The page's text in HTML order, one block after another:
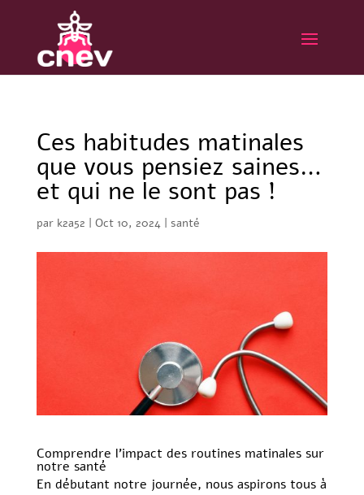
Ces habitudes matinales
que vous pensiez saines…
et qui ne le sont pas !
par k2a52 | Oct 10, 2024| santé
Comprendre l’impact des routines matinales sur
notre santé
En débutant notre journée, nous aspirons tous à